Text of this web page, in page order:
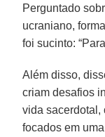
Perguntado
ucraniano,
foi sucinto:
Além disso,
criam desafios
vida sacerdotal,
focados em